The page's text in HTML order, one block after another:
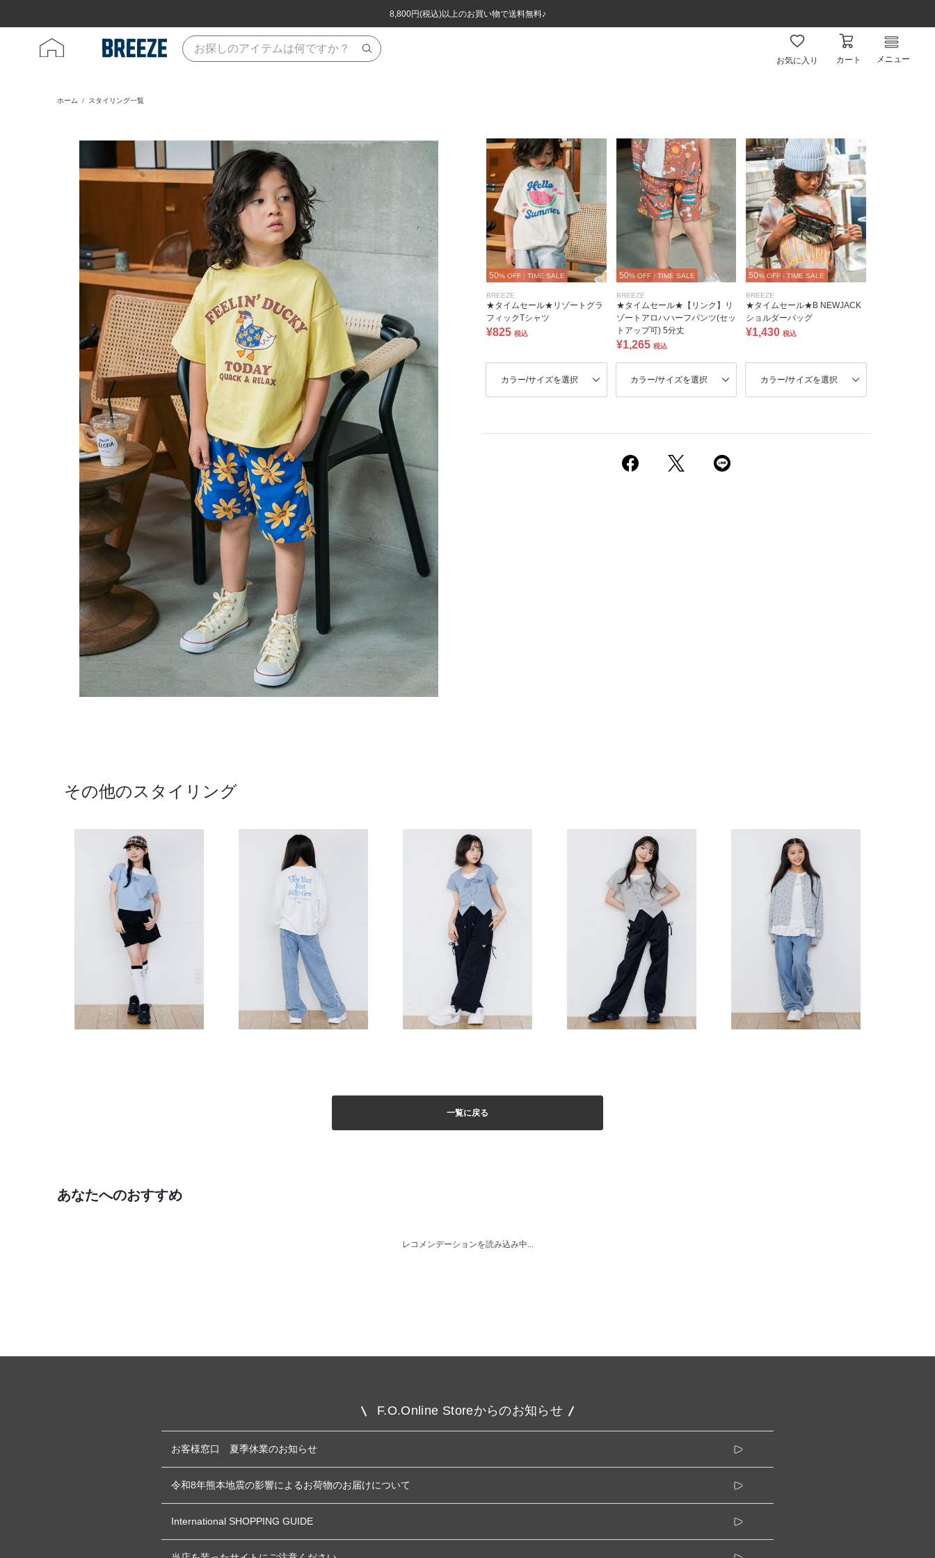
8,800円(税込)以上のお買い物で送料無料♪
ほぼ全品半額！！8/12(水)お昼12:59まで！！
8,800円(税込)以上のお買い物で送料無料♪
ほぼ全品半額！！8/12(水)お昼12:59まで！！
お気に入り カート メニュー
ホーム スタイリング一覧
50% OFF | TIME SALE
BREEZE
★タイムセール★リゾートグラ
フィックTシャツ
¥825 税込
カラー/サイズを選択
50% OFF | TIME SALE
BREEZE
★タイムセール★【リンク】リ
ゾートアロハハーフパンツ(セッ
トアップ可) 5分丈
¥1,265 税込
カラー/サイズを選択
50% OFF | TIME SALE
BREEZE
★タイムセール★B NEWJACK
ショルダーバッグ
¥1,430 税込
カラー/サイズを選択
その他のスタイリング
一覧に戻る
あなたへのおすすめ
レコメンデーションを読み込み中...
F.O.Online Storeからのお知らせ
お客様窓口 夏季休業のお知らせ
令和8年熊本地震の影響によるお荷物のお届けについて
International SHOPPING GUIDE